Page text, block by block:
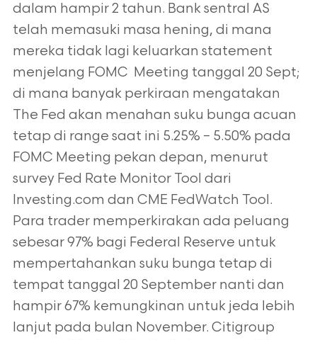
dalam hampir 2 tahun. Bank sentral AS
telah memasuki masa hening, di mana
mereka tidak lagi keluarkan statement
menjelang FOMC Meeting tanggal 20 Sept;
di mana banyak perkiraan mengatakan
The Fed akan menahan suku bunga acuan
tetap di range saat ini 5.25% – 5.50% pada
FOMC Meeting pekan depan, menurut
survey Fed Rate Monitor Tool dari
Investing.com dan CME FedWatch Tool.
Para trader memperkirakan ada peluang
sebesar 97% bagi Federal Reserve untuk
mempertahankan suku bunga tetap di
tempat tanggal 20 September nanti dan
hampir 67% kemungkinan untuk jeda lebih
lanjut pada bulan November. Citigroup